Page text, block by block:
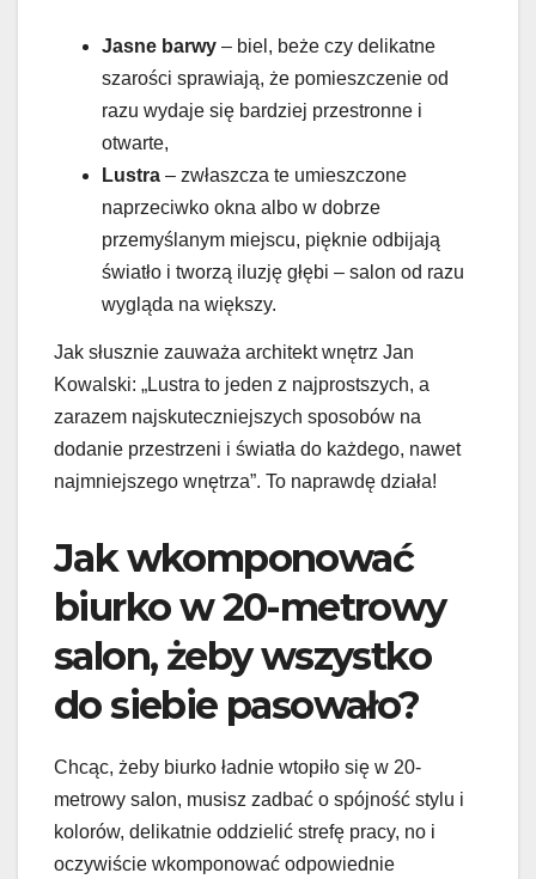
Jasne barwy – biel, beże czy delikatne
szarości sprawiają, że pomieszczenie od
razu wydaje się bardziej przestronne i
otwarte,
Lustra – zwłaszcza te umieszczone
naprzeciwko okna albo w dobrze
przemyślanym miejscu, pięknie odbijają
światło i tworzą iluzję głębi – salon od razu
wygląda na większy.
Jak słusznie zauważa architekt wnętrz Jan
Kowalski: „Lustra to jeden z najprostszych, a
zarazem najskuteczniejszych sposobów na
dodanie przestrzeni i światła do każdego, nawet
najmniejszego wnętrza”. To naprawdę działa!
Jak wkomponować
biurko w 20-metrowy
salon, żeby wszystko
do siebie pasowało?
Chcąc, żeby biurko ładnie wtopiło się w 20-
metrowy salon, musisz zadbać o spójność stylu i
kolorów, delikatnie oddzielić strefę pracy, no i
oczywiście wkomponować odpowiednie